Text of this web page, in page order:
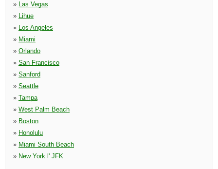
» Las Vegas
» Lihue
» Los Angeles
» Miami
» Orlando
» San Francisco
» Sanford
» Seattle
» Tampa
» West Palm Beach
» Boston
» Honolulu
» Miami South Beach
» New York l' JFK